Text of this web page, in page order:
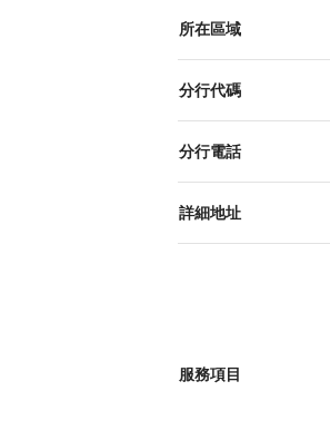
所在區域
分行代碼
分行電話
詳細地址
服務項目